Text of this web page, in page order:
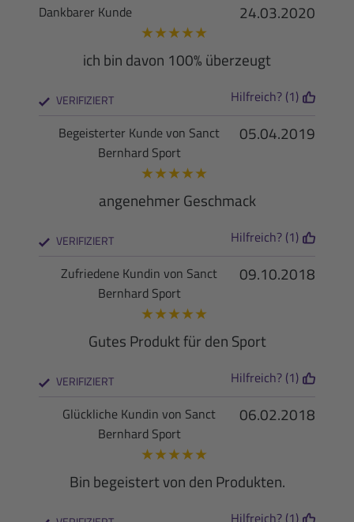
24.03.2020
Dankbarer Kunde
★★★★★
ich bin davon 100% überzeugt
VERIFIZIERT Hilfreich? (1)
05.04.2019
Begeisterter Kunde von Sanct
Bernhard Sport
★★★★★
angenehmer Geschmack
VERIFIZIERT Hilfreich? (1)
09.10.2018
Zufriedene Kundin von Sanct
Bernhard Sport
★★★★★
Gutes Produkt für den Sport
VERIFIZIERT Hilfreich? (1)
06.02.2018
Glückliche Kundin von Sanct
Bernhard Sport
★★★★★
Bin begeistert von den Produkten.
Hilfreich? (1)